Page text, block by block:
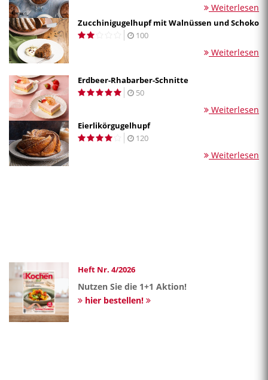
Weiterlesen
Zucchinigugelhupf mit Walnüssen und Schoko
100
Weiterlesen
Erdbeer-Rhabarber-Schnitte
50
Weiterlesen
Eierlikörgugelhupf
120
Weiterlesen
Heft Nr. 4/2026
Nutzen Sie die 1+1 Aktion!
hier bestellen!